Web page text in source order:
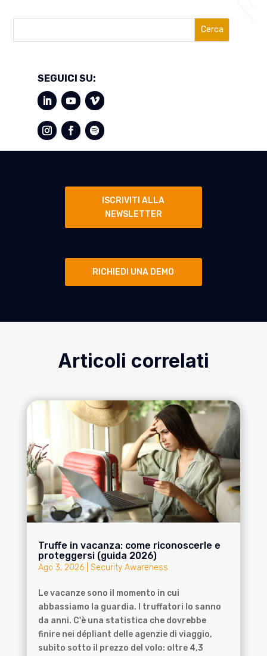
Cerca
SEGUICI SU:
ISCRIVITI ALLA
NEWSLETTER
RICHIEDI UNA DEMO
Articoli correlati
Truffe in vacanza: come riconoscerle e
proteggersi (guida 2026)
Ago 3, 2026| Security Awareness
Le vacanze sono il momento in cui
abbassiamo la guardia. I truffatori lo sanno
da anni. C'è una statistica che dovrebbe
finire nei dépliant delle agenzie di viaggio,
subito sotto il prezzo del volo: oltre 4,3